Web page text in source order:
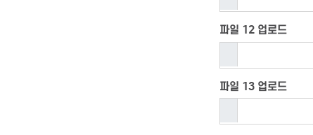
파일 12 업로드
파일 13 업로드